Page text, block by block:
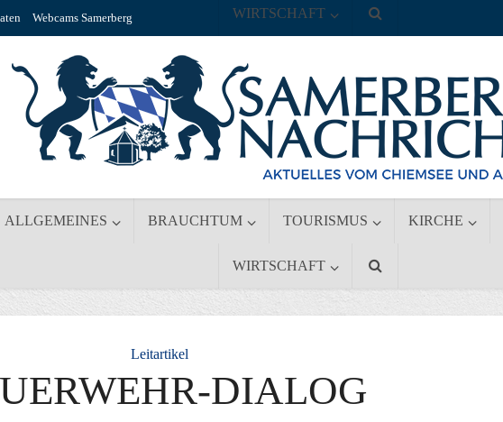
Webcams Samerberg
ALLGEMEINES BRAUCHTUM TOURISMUS KIRCHE
WIRTSCHAFT
WIRTSCHAFT
Leitartikel
DIALOG